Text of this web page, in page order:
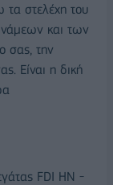
τα στελέχη του
και των
σας, την
Είναι η δική
FDI ΗΝ -